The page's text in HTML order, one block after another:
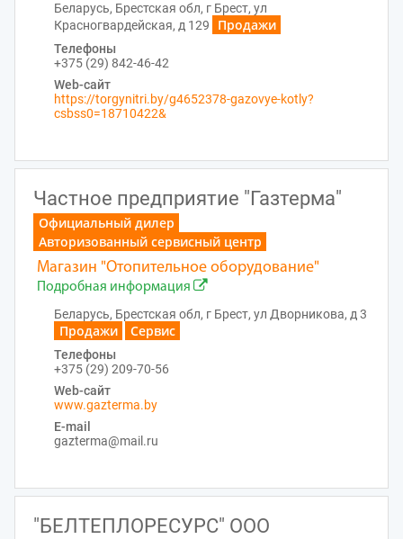
Беларусь, Брестская обл, г Брест, ул
Красногвардейская, д 129
Продажи
Телефоны
+375 (29) 842-46-42
Web-сайт
https://torgynitri.by/g4652378-gazovye-kotly?
csbss0=18710422&
Частное предприятие "Газтерма"
Официальный дилер
Авторизованный сервисный центр
Магазин "Отопительное оборудование"
Подробная информация
Беларусь, Брестская обл, г Брест, ул Дворникова, д 3
Продажи Сервис
Телефоны
+375 (29) 209-70-56
Web-сайт
www.gazterma.by
E-mail
gazterma@mail.ru
"БЕЛТЕПЛОРЕСУРС" ООО